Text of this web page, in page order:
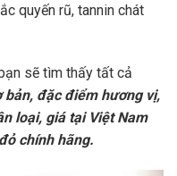
quyến rũ, tannin chát
sẽ tìm thấy tất cả
bản, đặc điểm hương vị,
loại, giá tại Việt Nam
chính hãng.